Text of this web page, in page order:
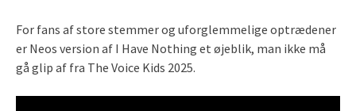
For fans af store stemmer og uforglemmelige optrædener
er Neos version af I Have Nothing et øjeblik, man ikke må
gå glip af fra The Voice Kids 2025.